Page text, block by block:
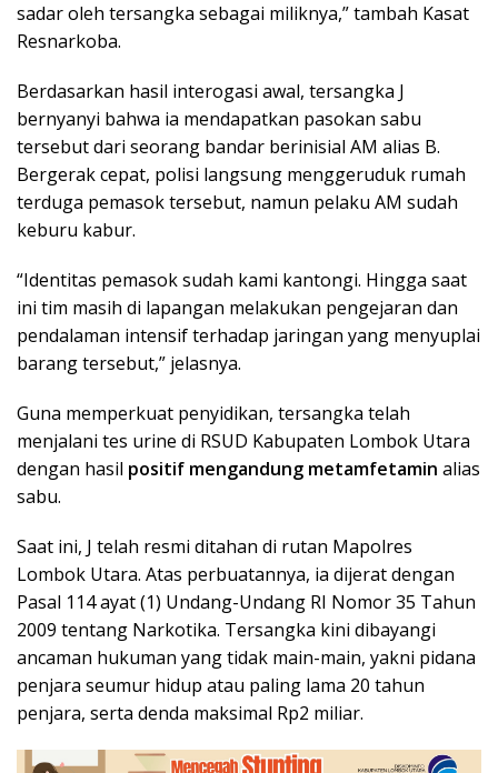
sadar oleh tersangka sebagai miliknya,” tambah Kasat
Resnarkoba.
Berdasarkan hasil interogasi awal, tersangka J
bernyanyi bahwa ia mendapatkan pasokan sabu
tersebut dari seorang bandar berinisial AM alias B.
Bergerak cepat, polisi langsung menggeruduk rumah
terduga pemasok tersebut, namun pelaku AM sudah
keburu kabur.
“Identitas pemasok sudah kami kantongi. Hingga saat
ini tim masih di lapangan melakukan pengejaran dan
pendalaman intensif terhadap jaringan yang menyuplai
barang tersebut,” jelasnya.
Guna memperkuat penyidikan, tersangka telah
menjalani tes urine di RSUD Kabupaten Lombok Utara
dengan hasil positif mengandung metamfetamin alias
sabu.
Saat ini, J telah resmi ditahan di rutan Mapolres
Lombok Utara. Atas perbuatannya, ia dijerat dengan
Pasal 114 ayat (1) Undang-Undang RI Nomor 35 Tahun
2009 tentang Narkotika. Tersangka kini dibayangi
ancaman hukuman yang tidak main-main, yakni pidana
penjara seumur hidup atau paling lama 20 tahun
penjara, serta denda maksimal Rp2 miliar.